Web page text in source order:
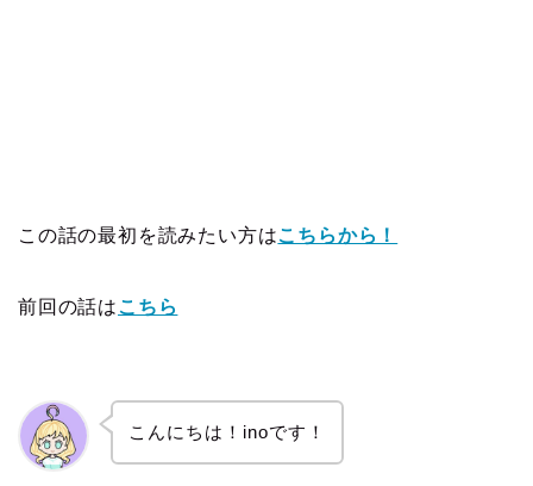
この話の最初を読みたい方はこちらから！
前回の話は こちら
こんにちは！inoです！